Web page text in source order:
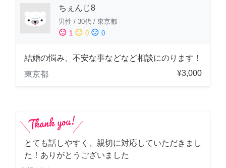
ちぇんじ8
男性 / 30代 / 東京都
sentiment_satisfied 1 sentiment_neutral 0 sentiment_dissatisfied 0
結婚の悩み、不安な事などなど相談にのります！
東京都
¥3,000
とても話しやすく、親切に対応していただきまし
た！ありがとうございました